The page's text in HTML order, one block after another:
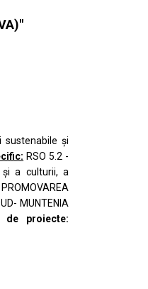
sustenabile și
RSO 5.2 -
și a culturii, a
PROMOVAREA
MUNTENIA
proiecte: